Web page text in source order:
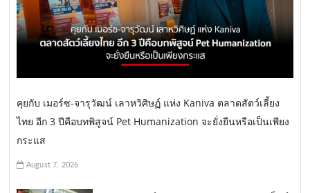
คุยกับ เมอร์ซ-จารุวัฒน์ เลาหวิศิษฏ์ แห่ง Kaniva ตลาดสัตว์เลี้ยง
ไทย อีก 3 ปีคือบทพิสูจน์ Pet Humanization จะยั่งยืนหรือเป็นเพียง
กระแส
August 7, 2026